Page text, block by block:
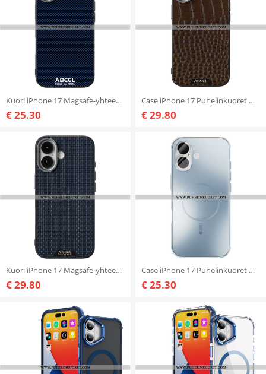
Kuori iPhone 17 Magsafe-yhteensopiva Abeel
€ 25.30
Case iPhone 17 Puhelinkuoret Magsafe-krokotiilikuvioinen Abeel
€ 29.80
Kuori iPhone 17 Magsafe-yhteensopiva Abeel
€ 29.80
Case iPhone 17 Puhelinkuoret Magneettinen Lasiefekti Abeel
€ 25.30